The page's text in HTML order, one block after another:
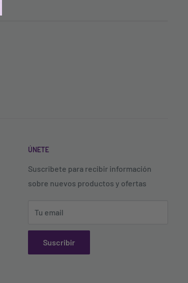
ÚNETE
Suscribete para recibir información
sobre nuevos productos y ofertas
Tu email
Suscribir